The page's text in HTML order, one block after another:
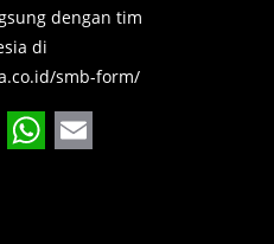
dengan tim
di
smb-form/